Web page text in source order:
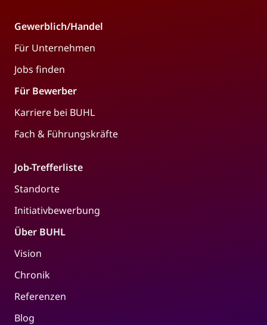
Gewerblich/Handel
Für Unternehmen
Jobs finden
Für Bewerber
Karriere bei BUHL
Fach & Führungskräfte
Job-Trefferliste
Standorte
Initiativbewerbung
Über BUHL
Vision
Chronik
Referenzen
Blog